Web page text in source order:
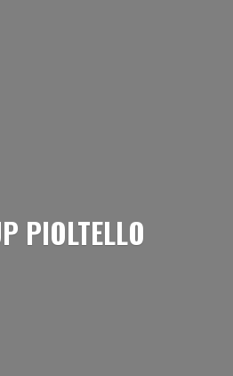
PIOLTELLO